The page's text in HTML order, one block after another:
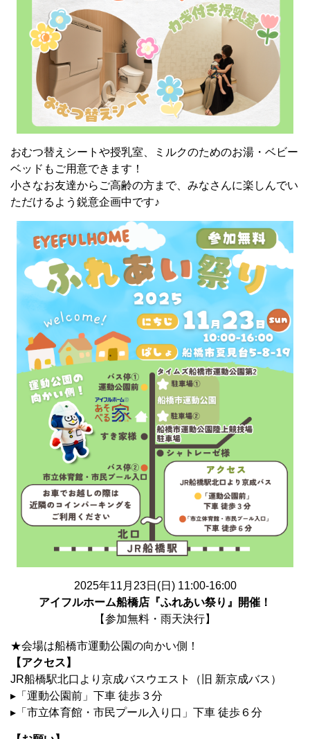
おむつ替えシートや授乳室、ミルクのためのお湯・ベビー
ベッドもご用意できます！
小さなお友達からご高齢の方まで、みなさんに楽しんでい
ただけるよう鋭意企画中です♪
2025年11月23日(日) 11:00-16:00
アイフルホーム船橋店『ふれあい祭り』開催！
【参加無料・雨天決行】
★会場は船橋市運動公園の向かい側！
【アクセス】
JR船橋駅北口より京成バスウエスト（旧 新京成バス）
▸「運動公園前」下車 徒歩３分
▸「市立体育館・市民プール入り口」下車 徒歩６分